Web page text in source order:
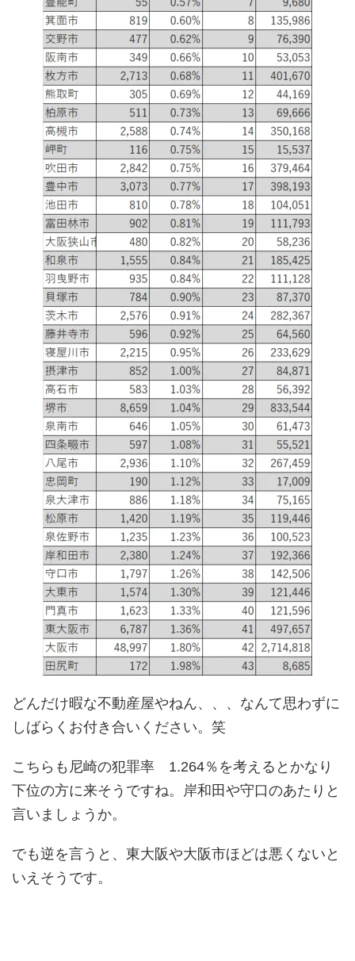
どんだけ暇な不動産屋やねん、、、なんて思わずに
しばらくお付き合いください。笑
こちらも尼崎の犯罪率 1.264％を考えるとかなり
下位の方に来そうですね。岸和田や守口のあたりと
言いましょうか。
でも逆を言うと、東大阪や大阪市ほどは悪くないと
いえそうです。